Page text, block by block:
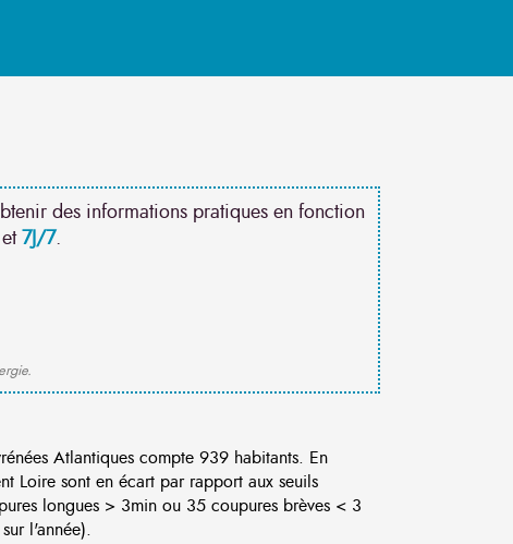
des informations pratiques en fonction
7J/7.
Atlantiques compte 939 habitants. En
Loire sont en écart par rapport aux seuils
longues > 3min ou 35 coupures brèves < 3
l'année).